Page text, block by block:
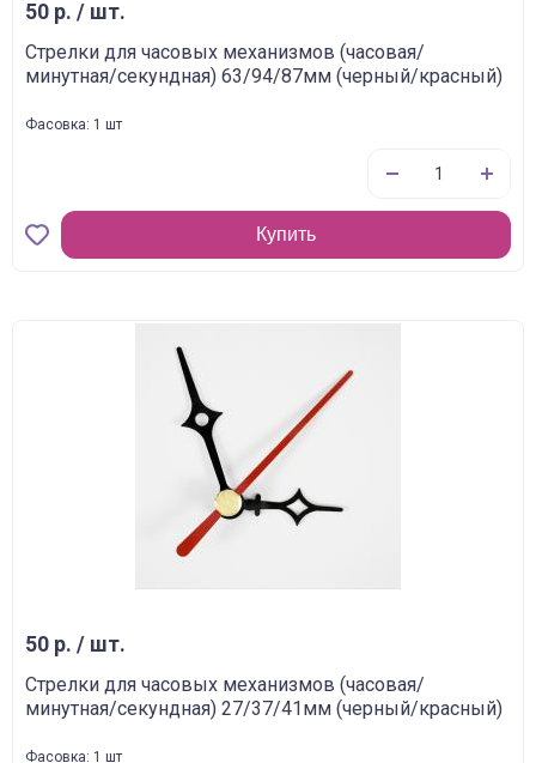
50 р. / шт.
Стрелки для часовых механизмов (часовая/
минутная/секундная) 63/94/87мм (черный/красный)
Фасовка: 1 шт
Купить
50 р. / шт.
Стрелки для часовых механизмов (часовая/
минутная/секундная) 27/37/41мм (черный/красный)
Фасовка: 1 шт